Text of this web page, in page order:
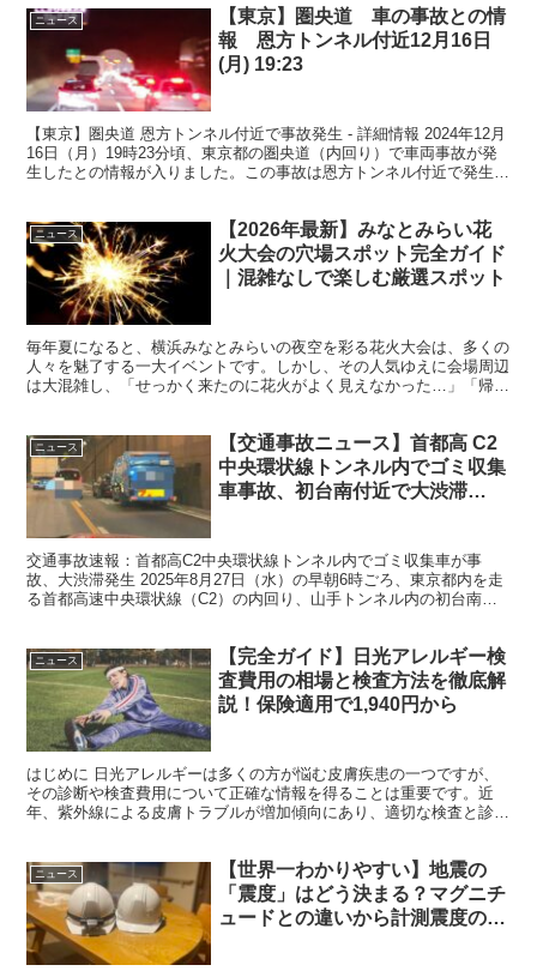
ニュース
【東京】圏央道 車の事故との情
報 恩方トンネル付近12月16日
(月) 19:23
【東京】圏央道 恩方トンネル付近で事故発生 - 詳細情報 2024年12月
16日（月）19時23分頃、東京都の圏央道（内回り）で車両事故が発
生したとの情報が入りました。この事故は恩方トンネル付近で発生
ニュース
【2026年最新】みなとみらい花
火大会の穴場スポット完全ガイド
｜混雑なしで楽しむ厳選スポット
毎年夏になると、横浜みなとみらいの夜空を彩る花火大会は、多くの
人々を魅了する一大イベントです。しかし、その人気ゆえに会場周辺
は大混雑し、「せっかく来たのに花火がよく見えなかった…」「帰り
ニュース
【交通事故ニュース】首都高 C2
中央環状線トンネル内でゴミ収集
車事故、初台南付近で大渋滞
交通事故速報：首都高C2中央環状線トンネル内でゴミ収集車が事
故、大渋滞発生 2025年8月27日（水）の早朝6時ごろ、東京都内を走
る首都高速中央環状線（C2）の内回り、山手トンネル内の初台南出
ニュース
【完全ガイド】日光アレルギー検
査費用の相場と検査方法を徹底解
説！保険適用で1,940円から
はじめに 日光アレルギーは多くの方が悩む皮膚疾患の一つですが、
その診断や検査費用について正確な情報を得ることは重要です。近
年、紫外線による皮膚トラブルが増加傾向にあり、適切な検査と診断
ニュース
【世界一わかりやすい】地震の
「震度」はどう決まる？マグニチ
ュードとの違いから計測震度の仕